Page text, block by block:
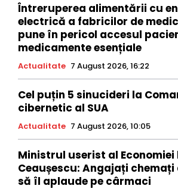
Întreruperea alimentării cu
electrică a fabricilor de
pune în pericol accesul
medicamente esențiale
Actualitate 7 August 2026, 16:22
Cel puțin 5 sinucideri la
cibernetic al SUA
Actualitate 7 August 2026, 10:05
Ministrul userist al Economiei
Ceaușescu: Angajați
să îl aplaude pe cârmaci